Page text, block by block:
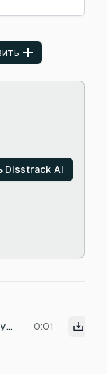
Disstrack AI
Create a high-fidelity sound effect of a metallic trading desk lever being pulled and released. Single click of the mechanism, emphasizing the percussive impact and resonating metallic timbre. The environment is a bustling trading floor, allowing subtle background chatter and the faint hum of computer equipment to be audible. Production should aim for a clear, crisp, and slightly compressed quality, reminiscent of a modern financial drama. 0:01